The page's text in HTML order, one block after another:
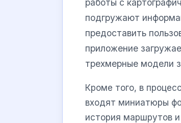
работы с
подгружают
предоставить
приложение
трехмерные модели
Кроме того, в
входят миниатюры
история маршрутов